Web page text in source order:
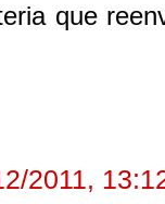
que
2011,